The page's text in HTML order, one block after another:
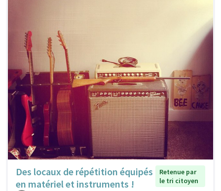
Des locaux de répétition équipés
en matériel et instruments !
Retenue par
le tri citoyen